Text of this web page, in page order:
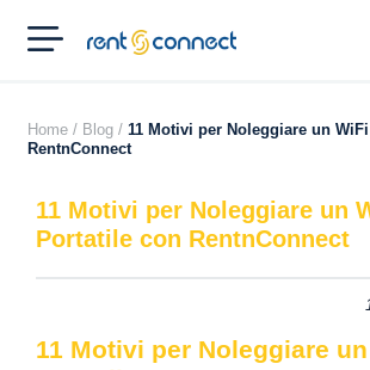
RENT'N
CONNECT
Home / Blog / 11 Motivi per Noleggiare un
RentnConnect
11 Motivi per Noleggiare un
Portatile con RentnConnect
11 Motivi per Noleggiare